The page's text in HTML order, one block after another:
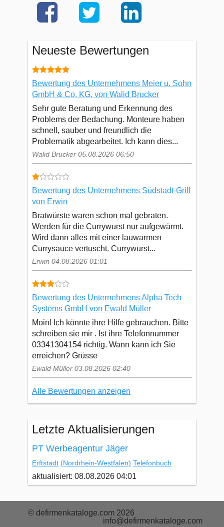
Neueste Bewertungen
Bewertung des Unternehmens Meier u. Sohn
GmbH & Co. KG, von Walid Brucker
Sehr gute Beratung und Erkennung des
Problems der Bedachung. Monteure haben
schnell, sauber und freundlich die
Problematik abgearbeitet. Ich kann dies...
Walid Brucker 05.08.2026 06:50
Bewertung des Unternehmens Südstadt-Grill
von Erwin
Bratwürste waren schon mal gebraten.
Werden für die Currywurst nur aufgewärmt.
Wird dann alles mit einer lauwarmen
Currysauce vertuscht. Currywurst...
Erwin 04.08.2026 01:01
Bewertung des Unternehmens Alpha Tech
Systems GmbH von Ewald Müller
Moin! Ich könnte ihre Hilfe gebrauchen. Bitte
schreiben sie mir . Ist ihre Telefonnummer
03341304154 richtig. Wann kann ich Sie
erreichen? Grüsse
Ewald Müller 03.08.2026 02:40
Alle Bewertungen anzeigen
Letzte Aktualisierungen
PT Werbeagentur Jäger
Erftstadt (Nordrhein-Westfalen) Telefonbuch
aktualisiert: 08.08.2026 04:01
© defirmenkataloge.com 2026
info@defirmenkataloge.com